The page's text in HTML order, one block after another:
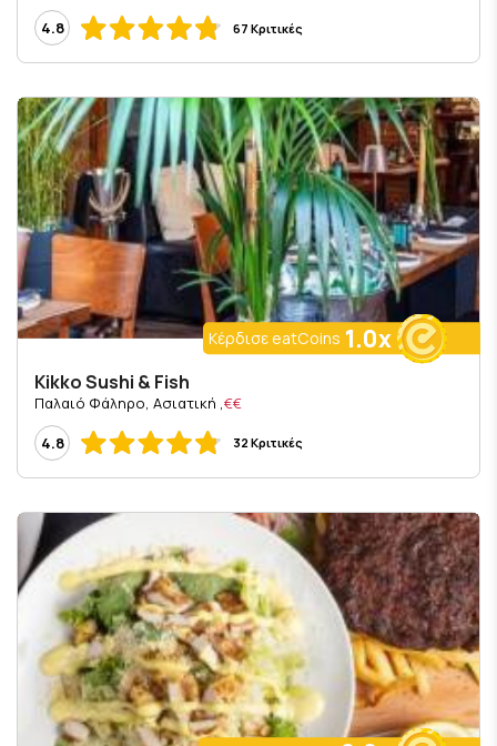
4.8
67 Κριτικές
Κέρδισε eatCoins 1.0x
Kikko Sushi & Fish
€€
4.8
32 Κριτικές